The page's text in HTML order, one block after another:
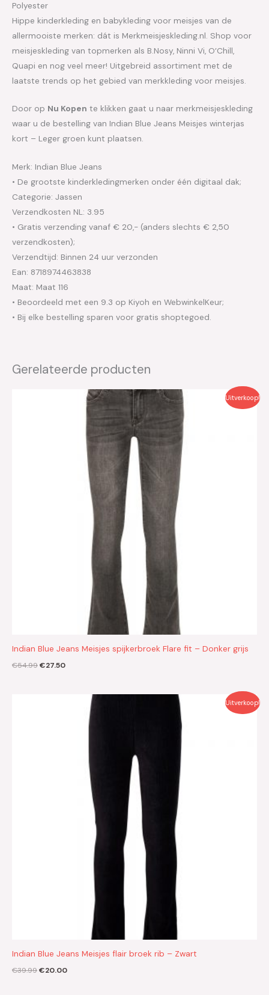
Polyester
Hippe kinderkleding en babykleding voor meisjes van de
allermooiste merken: dát is Merkmeisjeskleding.nl. Shop voor
meisjeskleding van topmerken als B.Nosy, Ninni Vi, O’Chill,
Quapi en nog veel meer! Uitgebreid assortiment met de
laatste trends op het gebied van merkkleding voor meisjes.
Door op Nu Kopen te klikken gaat u naar merkmeisjeskleding
waar u de bestelling van Indian Blue Jeans Meisjes winterjas
kort – Leger groen kunt plaatsen.
Merk: Indian Blue Jeans
• De grootste kinderkledingmerken onder één digitaal dak;
Categorie: Jassen
Verzendkosten NL: 3.95
• Gratis verzending vanaf € 20,- (anders slechts € 2,50
verzendkosten);
Verzendtijd: Binnen 24 uur verzonden
Ean: 8718974463838
Maat: Maat 116
• Beoordeeld met een 9.3 op Kiyoh en WebwinkelKeur;
• Bij elke bestelling sparen voor gratis shoptegoed.
Gerelateerde producten
Uitverkoop!
Indian Blue Jeans Meisjes spijkerbroek Flare fit – Donker grijs
€54.99
Oorspronkelijke
€27.50
Huidige
Uitverkoop!
Indian Blue Jeans Meisjes flair broek rib – Zwart
€39.99
Oorspronkelijke
€20.00
Huidige
€20.00.